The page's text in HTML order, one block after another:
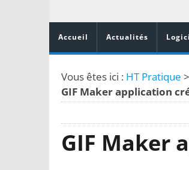
Accueil
Actualités
Vous êtes ici : HT Pratique
GIF Maker application
GIF Maker